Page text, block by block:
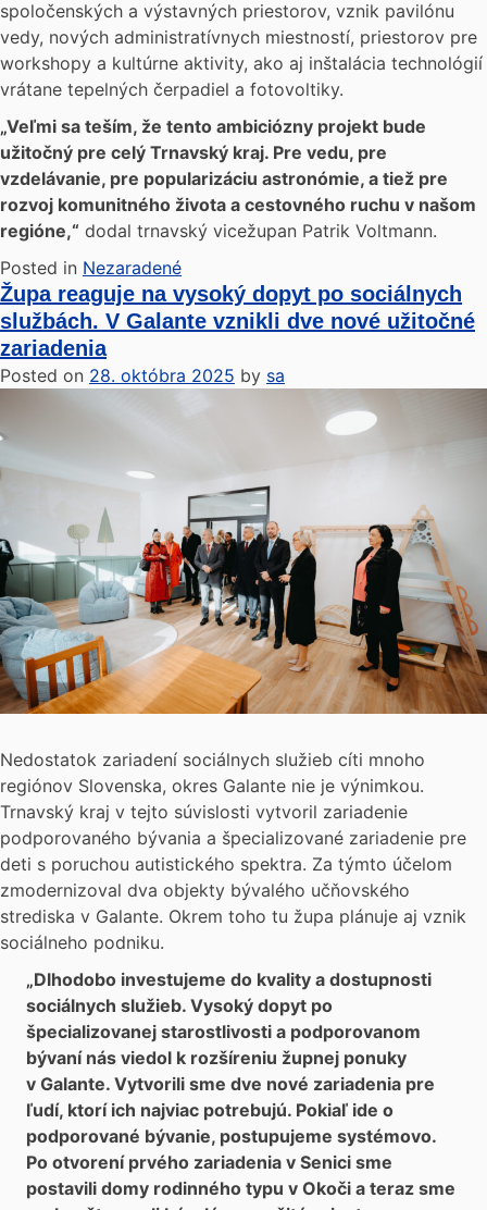
spoločenských a výstavných priestorov, vznik pavilónu
vedy, nových administratívnych miestností, priestorov pre
workshopy a kultúrne aktivity, ako aj inštalácia technológií
vrátane tepelných čerpadiel a fotovoltiky.
„Veľmi sa teším, že tento ambiciózny projekt bude
užitočný pre celý Trnavský kraj. Pre vedu, pre
vzdelávanie, pre popularizáciu astronómie, a tiež pre
rozvoj komunitného života a cestovného ruchu v našom
regióne,“ dodal trnavský vicežupan Patrik Voltmann.
Posted in Nezaradené
Župa reaguje na vysoký dopyt po sociálnych
službách. V Galante vznikli dve nové užitočné
zariadenia
Posted on 28. októbra 2025 by sa
Nedostatok zariadení sociálnych služieb cíti mnoho
regiónov Slovenska, okres Galante nie je výnimkou.
Trnavský kraj v tejto súvislosti vytvoril zariadenie
podporovaného bývania a špecializované zariadenie pre
deti s poruchou autistického spektra. Za týmto účelom
zmodernizoval dva objekty bývalého učňovského
strediska v Galante. Okrem toho tu župa plánuje aj vznik
sociálneho podniku.
„Dlhodobo investujeme do kvality a dostupnosti
sociálnych služieb. Vysoký dopyt po
špecializovanej starostlivosti a podporovanom
bývaní nás viedol k rozšíreniu župnej ponuky
v Galante. Vytvorili sme dve nové zariadenia pre
ľudí, ktorí ich najviac potrebujú. Pokiaľ ide o
podporované bývanie, postupujeme systémovo.
Po otvorení prvého zariadenia v Senici sme
postavili domy rodinného typu v Okoči a teraz sme